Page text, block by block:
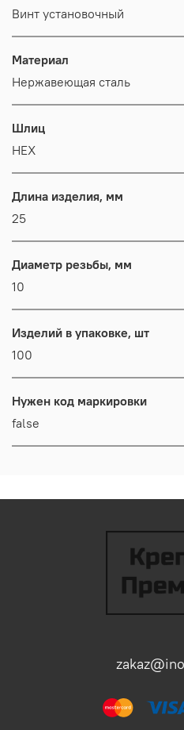
Винт установочный
Материал
Нержавеющая сталь
Шлиц
HEX
Длина изделия, мм
25
Диаметр резьбы, мм
10
Изделий в упаковке, шт
100
Нужен код маркировки
false